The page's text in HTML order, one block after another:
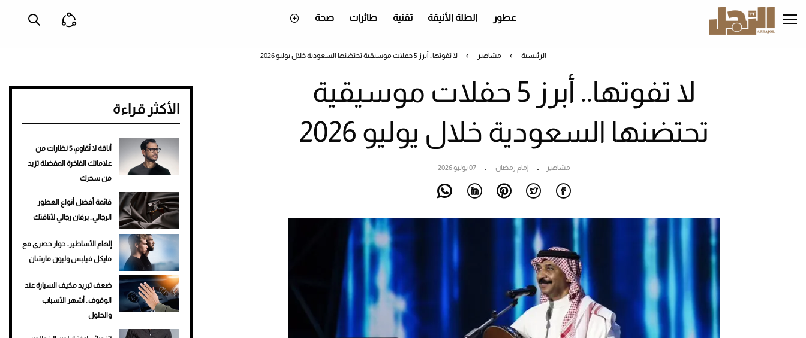
إلى
المحتوى
عطور الطلة الأنيقة تقنية طائرات صحة
الرئيسية مشاهير لا تفوتها.. أبرز 5 حفلات موسيقية تحتضنها السعودية خلال يوليو 2026
لا تفوتها.. أبرز 5 حفلات موسيقية
تحتضنها السعودية خلال يوليو 2026
مشاهير إمام رمضان 07 يوليو 2026
الأكثر قراءة
أناقة لا تُقاوم: 5 نظارات من
علاماتك الفاخرة المفضلة تزيد
من سحرك
قائمة أفضل أنواع العطور
الرجالي.. برفان رجالي لأناقتك
إلهام الأساطير.. حوار حصري مع
مايكل فيلبس وليون مارشان
ضعف تبريد مكيف السيارة عند
الوقوف.. أشهر الأسباب
والحلول